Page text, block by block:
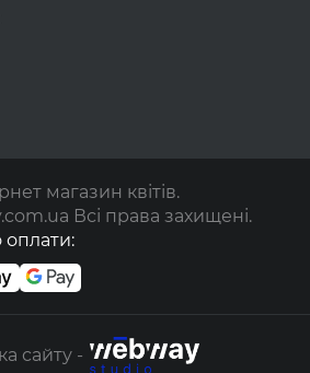
магазин квітів.
Всі права захищені.
сайту -